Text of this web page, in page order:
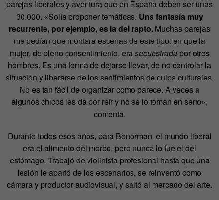
parejas liberales y aventura que en España deben ser unas
30.000. «Solía proponer temáticas. Una fantasía muy
recurrente, por ejemplo, es la del rapto. Muchas parejas
me pedían que montara escenas de este tipo: en que la
mujer, de pleno consentimiento, erasecuestrada por otros
hombres. Es una forma de dejarse llevar, de no controlar la
situación y liberarse de los sentimientos de culpa culturales.
No es tan fácil de organizar como parece. A veces a
algunos chicos les da por reír y no se lo toman en serio»,
comenta.
Durante todos esos años, para Benorman, el mundo liberal
era el alimento del morbo, pero nunca lo fue el del
estómago. Trabajó de violinista profesional hasta que una
lesión le apartó de los escenarios, se reinventó como
cámara y productor audiovisual, y saltó al mercado del arte.